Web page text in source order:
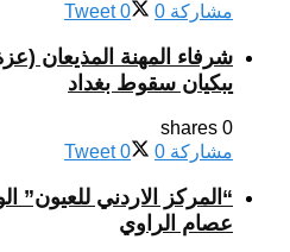
مشاركة 0
Tweet 0
شرفاء المهنة المذيعان
يبكيان سقوط بغداد
0 shares
مشاركة 0
Tweet 0
“المركز الاردني للعيون”
عصام الراوي